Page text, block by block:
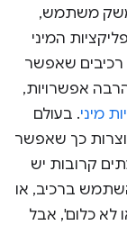
משתמש,
המיני
שאפשר
אפשרויות,
. בעולם
כך שאפשר
קרובות יש
ברכיב, או
כלום', אבל